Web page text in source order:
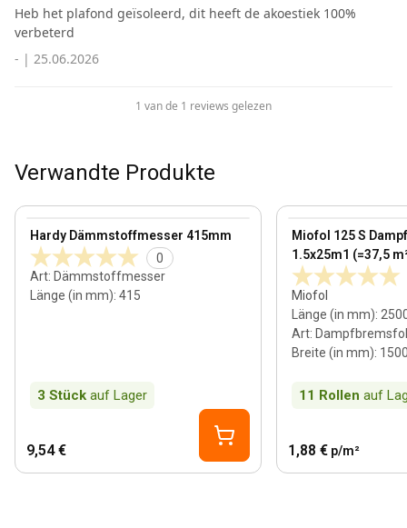
Heb het plafond geïsoleerd, dit heeft de akoestiek 100%
verbeterd
- | 25.06.2026
1 van de 1 reviews gelezen
Verwandte Produkte
Hardy Dämmstoffmesser 415mm
0
Art: Dämmstoffmesser
Länge (in mm): 415
3 Stück auf Lager
View product
9,54 €
Miofol 125 S
1.5x25m1 (=37,5
Miofol
Länge (in mm):
Art:
Breite (in mm):
11 Rollen auf
View product
1,88 € p/m²